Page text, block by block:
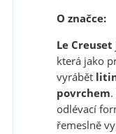
O značce:
Le Creuset
která jako
vyrábět
povrchem
odlévací
řemeslně